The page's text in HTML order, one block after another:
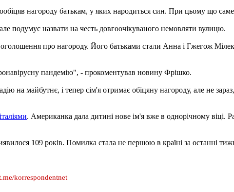
нагороду батькам, у яких народиться син. При цьому що
подумує назвати на честь довгоочікуваного немовляти вулицю.
оголошення про нагороду. Його батьками стали Анна і Гжегож
пандемію", - прокоментував новину Фрішко.
майбутнє, і тепер сім'я отримає обіцяну нагороду, але не
. Американка дала дитині нове ім'я вже в однорічному віці.
109 років. Помилка стала не першою в країні за останні
korrespondentnet